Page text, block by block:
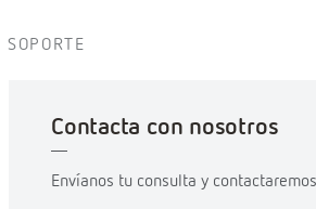
SOPORTE
Contacta con nosotros
Envíanos tu consulta y